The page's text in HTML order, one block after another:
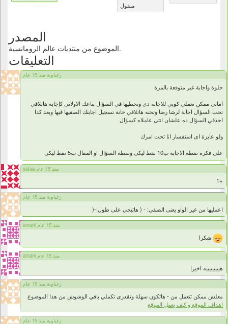
منقول
المصدر
الموضوع من منتديات عالم الرومانسية.
التعليقات
زغباوية منذ 15 عام
حلوة واجابة غير متوقعة بالمرة
اماني ممكن تعملي كوبي للاجابة دى وتحطيها في السؤال بتاعك الاولانى كإجابة هاتلاقي
تحت السؤال اجابة لرشا رضا وتحته هاتلاقي خانة تسجيل اجابتك الصقيها فيها وبعد كدا
احذفي السؤال ده علشان انتى عاملاه كسؤال
ولو عايزة اى استفسار انا تحت امرك
على فكرة نقطة الاجابة ب10 نقط ليكى ونقطة السؤال او المقال ب5 نقط ليكى
safaa منذ 15 عام
+1
زغباوية منذ 15 عام
اعمليها من غير الواو يعنى الصقي: - ( هاتيجي على طول:-(
amani منذ 15 عام
شكرا
amani منذ 15 عام
هيييييييييه اخيرا
زغباوية منذ 15 عام
معلش ممكن تتعمل من - هاتكون سهلة وتقدرى تكملي باقي الوشوش من هذا الموضوع
اهداف الموقع و كيف يعمل الموقع
زغباوية منذ 15 عام